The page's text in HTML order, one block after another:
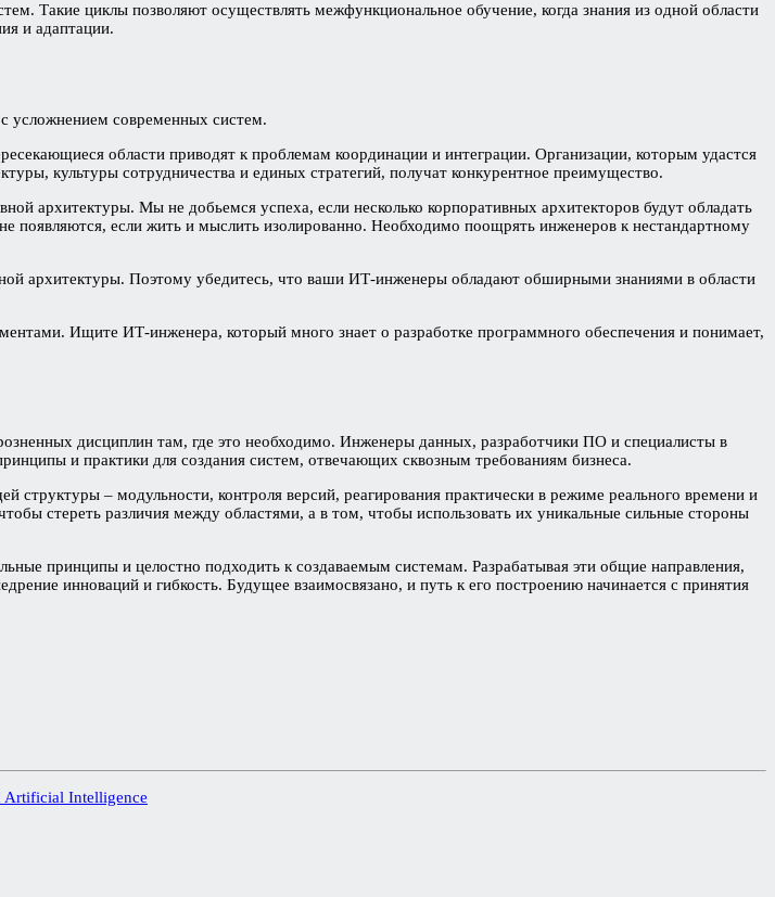
Такие циклы позволяют осуществлять межфункциональное обучение, когда знания из одной области
и адаптации.
усложнением современных систем.
области приводят к проблемам координации и интеграции. Организации, которым удастся
культуры сотрудничества и единых стратегий, получат конкурентное преимущество.
архитектуры. Мы не добьемся успеха, если несколько корпоративных архитекторов будут обладать
если жить и мыслить изолированно. Необходимо поощрять инженеров к нестандартному
архитектуры. Поэтому убедитесь, что ваши ИТ-инженеры обладают обширными знаниями в области
Ищите ИТ-инженера, который много знает о разработке программного обеспечения и понимает,
дисциплин там, где это необходимо. Инженеры данных, разработчики ПО и специалисты в
и практики для создания систем, отвечающих сквозным требованиям бизнеса.
– модульности, контроля версий, реагирования практически в режиме реального времени и
стереть различия между областями, а в том, чтобы использовать их уникальные сильные стороны
принципы и целостно подходить к создаваемым системам. Разрабатывая эти общие направления,
инноваций и гибкость. Будущее взаимосвязано, и путь к его построению начинается с принятия
Artificial Intelligence